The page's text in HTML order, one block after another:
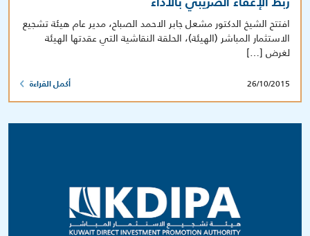
ربط الإعفاء الضريبي بالأداء
افتتح الشيخ الدكتور مشعل جابر الاحمد الصباح، مدير عام هيئة تشجيع
الاستثمار المباشر (الهيئة)، الحلقة النقاشية التي عقدتها الهيئة
لغرض […]
26/10/2015 أكمل القراءة